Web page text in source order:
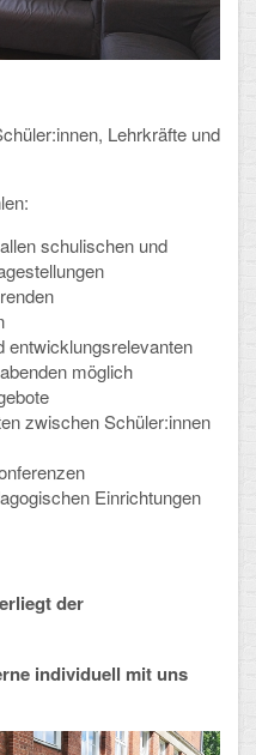
Lehrkräfte und
schulischen und
entwicklungsrelevanten
möglich
zwischen Schüler:innen
Einrichtungen
der
individuell mit uns